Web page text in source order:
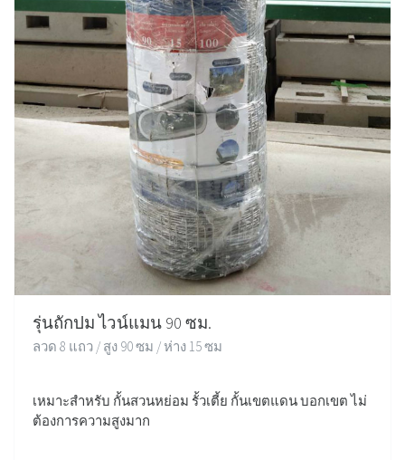
รุ่นถักปม ไวน์แมน 90 ซม.
ลวด 8 แถว / สูง 90 ซม / ห่าง 15 ซม
เหมาะสำหรับ กั้นสวนหย่อม รั้วเตี้ย กั้นเขตแดน บอกเขต ไม่
ต้องการความสูงมาก